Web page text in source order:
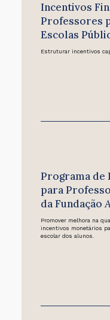
Incentivos
Professores
Escolas
Estruturar incentivos
Programa de
para
da Fundação
Promover melhora na
incentivos monetários
escolar dos alunos.